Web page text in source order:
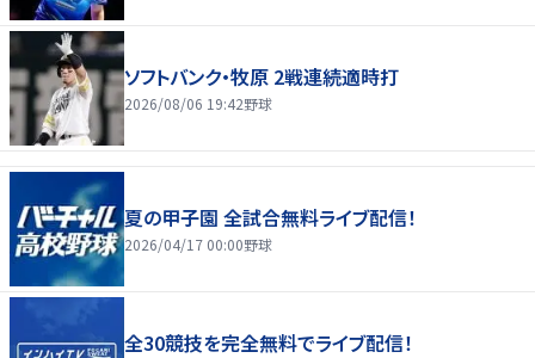
ソフトバンク・牧原 2戦連続適時打
2026/08/06 19:42野球
夏の甲子園 全試合無料ライブ配信！
2026/04/17 00:00野球
全30競技を完全無料でライブ配信！